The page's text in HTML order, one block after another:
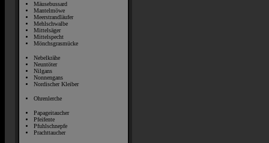
Mäusebussard
Mantelmöwe
Meerstrandläufer
Mehlschwalbe
Mittelsäger
Mittelspecht
Mönchsgrasmücke
Nebelkrähe
Neuntöter
Nilgans
Nonnengans
Nordischer Kleiber
Ohrenlerche
Papageitaucher
Pfeifente
Pfuhlschnepfe
Prachttaucher